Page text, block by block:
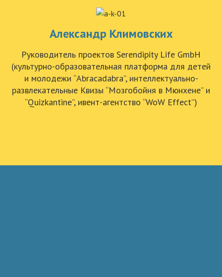
Александр Климовских
Руководитель проектов Serendipity Life GmbH
(культурно-образовательная платформа для детей
и молодежи “Abracadabra”, интеллектуально-
развлекательные Квизы “Мозгобойня в Мюнхене” и
“Quizkantine”, ивент-агентство “WoW Effect”)